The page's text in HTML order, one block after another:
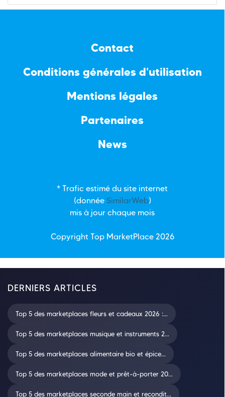
Contact
Conditions générales d'utilisation
Mentions légales
Partenaires
News
* Trafic estimé du site internet
(donnée SimilarWeb)
mis à jour chaque mois
Copyright Top MarketPlace2026
DERNIERS ARTICLES
Top 5 des marketplaces fleurs et cadeaux 2026 :...
Top 5 des marketplaces musique et instruments 2...
Top 5 des marketplaces alimentaire bio et épice...
Top 5 des marketplaces mode et prêt-à-porter 20...
Top 5 des marketplaces seconde main et recondit...